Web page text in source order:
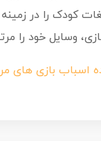
کودک را در
وسایل خود را
اسباب بازی های